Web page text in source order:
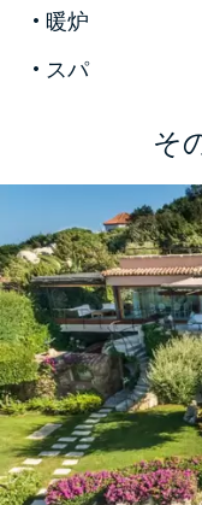
ントリー、バー
ム、3つのダブル
リアが備わって
なリビング エ
スにアクセス
うな海の景色を
暖炉
スパ
そ